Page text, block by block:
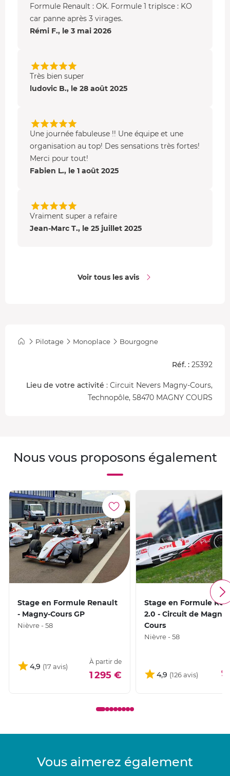
idéales.
piste GPd'une longueur de 4,4 km et où les as du
volant viennent s'amuser en pouvant rouler jusqu'à 320
Formule 1 ainsi que le Bol d'Or depuis 2000.
Formule Renault : OK. Formule 1 triplsce : KO
car panne après 3 virages.
Rémi F., le 3 mai 2026
Très bien super
ludovic B., le 28 août 2025
Une journée fabuleuse !! Une équipe et une
organisation au top! Des sensations très fortes!
Merci pour tout!
Fabien L., le 1 août 2025
Vraiment super a refaire
Jean-Marc T., le 25 juillet 2025
Voir tous les avis
Pilotage Monoplace Bourgogne
Réf. : 25392
Lieu de votre activité : Circuit Nevers Magny-Cours,
Technopôle, 58470 MAGNY COURS
Nous vous proposons également
Stage en Formule Renault
- Magny-Cours GP
Nièvre - 58
4,9
À partir de
1 295 €
Stage en Formule
2.0 - Circuit de Magny-
Cours
Nièvre - 58
4,9
Vous aimerez également